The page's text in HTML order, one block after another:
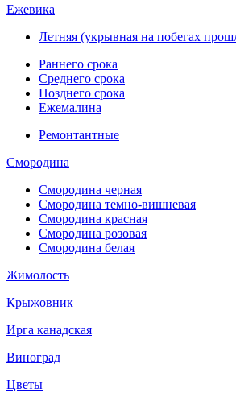
Ежевика
Летняя (укрывная на побегах
Раннего срока
Среднего срока
Позднего срока
Ежемалина
Ремонтантные
Смородина
Смородина черная
Смородина темно-вишневая
Смородина красная
Смородина розовая
Смородина белая
Жимолость
Крыжовник
Ирга канадская
Виноград
Цветы